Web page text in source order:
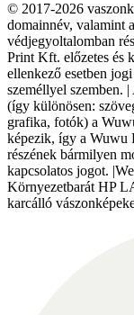
© 2017-2026
domainnév, valamint
védjegyoltalomban
Print Kft. előzetes és
ellenkező esetben
személlyel szemben. |
(így különösen:
grafika, fotók) a
képezik, így a Wuwu
részének bármilyen
kapcsolatos jogot.
Környezetbarát HP
karcálló